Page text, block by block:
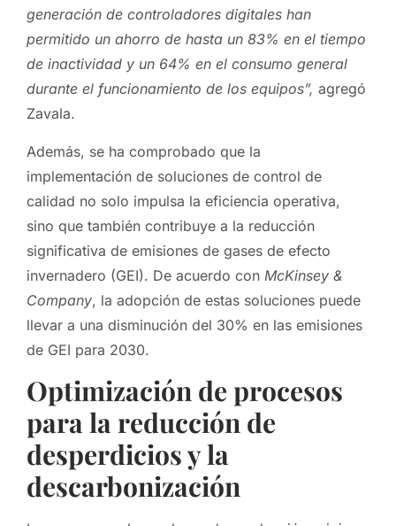
generación de controladores digitales han
permitido un ahorro de hasta un 83% en el tiempo
de inactividad y un 64% en el consumo general
durante el funcionamiento de los equipos”, agregó
Zavala.
Además, se ha comprobado que la
implementación de soluciones de control de
calidad no solo impulsa la eficiencia operativa,
sino que también contribuye a la reducción
significativa de emisiones de gases de efecto
invernadero (GEI). De acuerdo con McKinsey &
Company, la adopción de estas soluciones puede
llevar a una disminución del 30% en las emisiones
de GEI para 2030.
Optimización de procesos
para la reducción de
desperdicios y la
descarbonización